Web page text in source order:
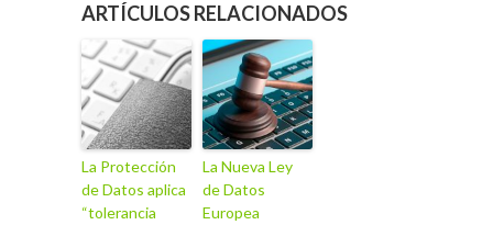
ARTÍCULOS RELACIONADOS
La Protección
de Datos aplica
“tolerancia
La Nueva Ley
de Datos
Europea